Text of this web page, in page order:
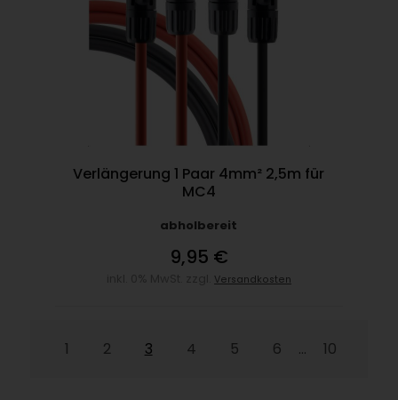
Verlängerung 1 Paar 4mm² 2,5m für
MC4
abholbereit
9,95 €
Versandkosten
1 2 3 4 5 6 ... 10